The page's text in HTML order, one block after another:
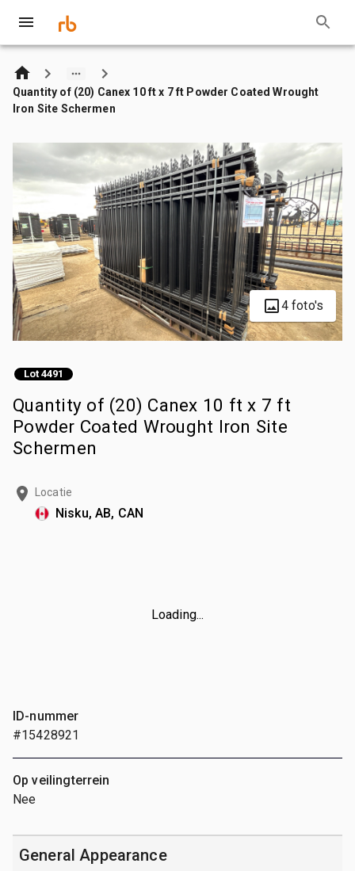
Quantity of (20) Canex 10 ft x 7 ft Powder Coated Wrought
Iron Site Schermen
4 foto's
Lot 4491
Quantity of (20) Canex 10 ft x 7 ft
Powder Coated Wrought Iron Site
Schermen
Locatie
Nisku, AB, CAN
Loading...
ID-nummer
#15428921
Op veilingterrein
Nee
General Appearance